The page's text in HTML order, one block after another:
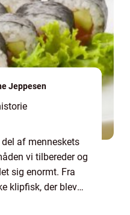
Jeppesen
af menneskets
vi tilbereder og
sig enormt. Fra
klipfisk, der blev